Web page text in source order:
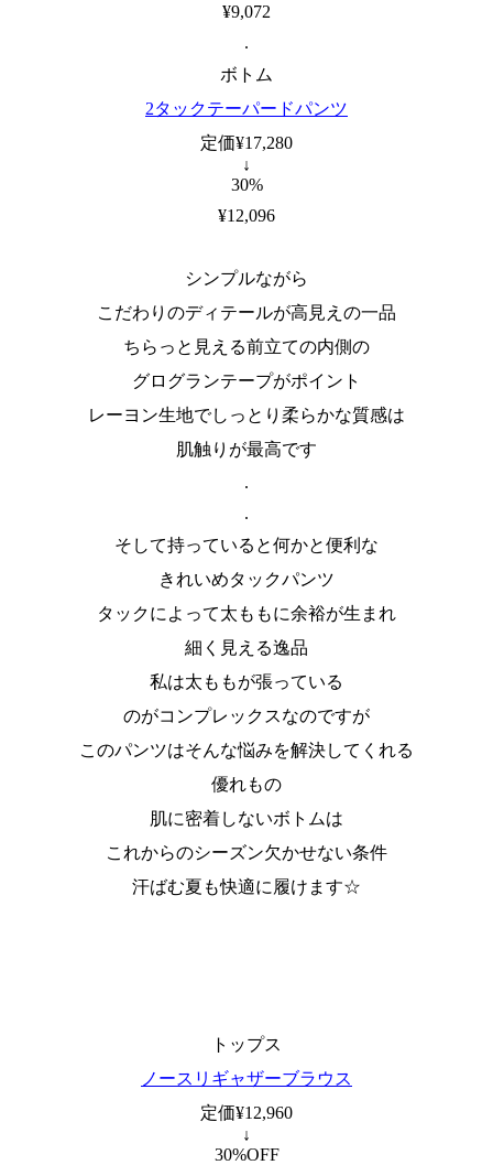
¥9,072
.
ボトム
2タックテーパードパンツ
定価¥17,280
↓
30%
¥12,096
シンプルながら
こだわりのディテールが高見えの一品
ちらっと見える前立ての内側の
グログランテープがポイント
レーヨン生地でしっとり柔らかな質感は
肌触りが最高です
.
.
そして持っていると何かと便利な
きれいめタックパンツ
タックによって太ももに余裕が生まれ
細く見える逸品
私は太ももが張っている
のがコンプレックスなのですが
このパンツはそんな悩みを解決してくれる
優れもの
肌に密着しないボトムは
これからのシーズン欠かせない条件
汗ばむ夏も快適に履けます☆
トップス
ノースリギャザーブラウス
定価¥12,960
↓
30%OFF